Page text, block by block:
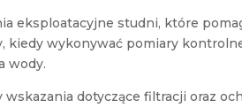
eksploatacyjne studni, które
kiedy wykonywać pomiary
wody.
dotyczące filtracji oraz